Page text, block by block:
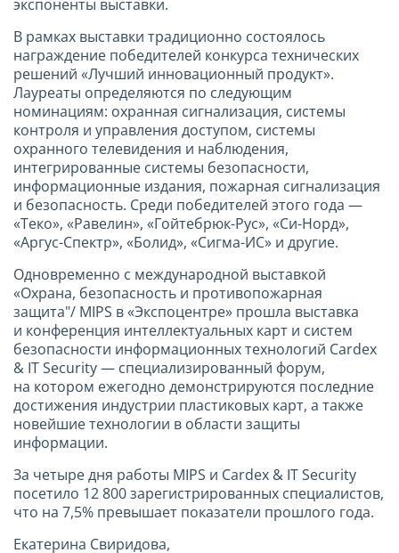
экспоненты выставки.
В рамках выставки традиционно состоялось
награждение победителей конкурса технических
решений «Лучший инновационный продукт».
Лауреаты определяются по следующим
номинациям: охранная сигнализация, системы
контроля и управления доступом, системы
охранного телевидения и наблюдения,
интегрированные системы безопасности,
информационные издания, пожарная сигнализация
и безопасность. Среди победителей этого года —
«Теко», «Равелин», «Гойтебрюк-Рус», «Си-Норд»,
«Аргус-Спектр», «Болид», «Сигма-ИС» и другие.
Одновременно с международной выставкой
«Охрана, безопасность и противопожарная
защита"/ MIPS в «Экспоцентре» прошла выставка
и конференция интеллектуальных карт и систем
безопасности информационных технологий Cardex
& IT Security — специализированный форум,
на котором ежегодно демонстрируются последние
достижения индустрии пластиковых карт, а также
новейшие технологии в области защиты
информации.
За четыре дня работы MIPS и Cardex & IT Security
посетило 12 800 зарегистрированных специалистов,
что на 7,5% превышает показатели прошлого года.
Екатерина Свиридова,